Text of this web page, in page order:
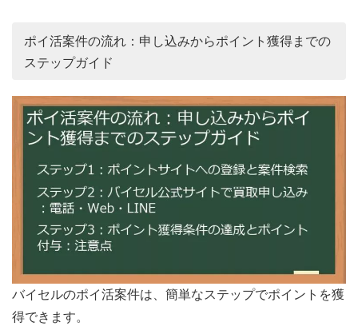
ポイ活案件の流れ：申し込みからポイント獲得までの
ステップガイド
バイセルのポイ活案件は、簡単なステップでポイントを獲
得できます。